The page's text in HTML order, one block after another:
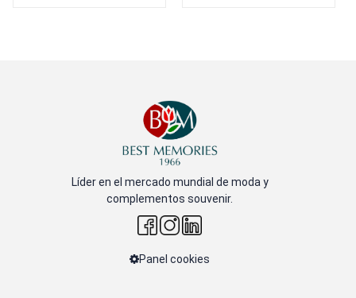
Líder en el mercado mundial de moda y
complementos souvenir.
Panel cookies